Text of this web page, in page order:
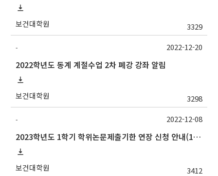
보건대학원 3329
-
2022학년도 동계 계절수업 2차 폐강 강좌 알림
보건대학원 3298
2022-12-20
-
2023학년도 1학기 학위논문제출기한 연장 신청 안내(1/6까지)
보건대학원 3412
2022-12-08